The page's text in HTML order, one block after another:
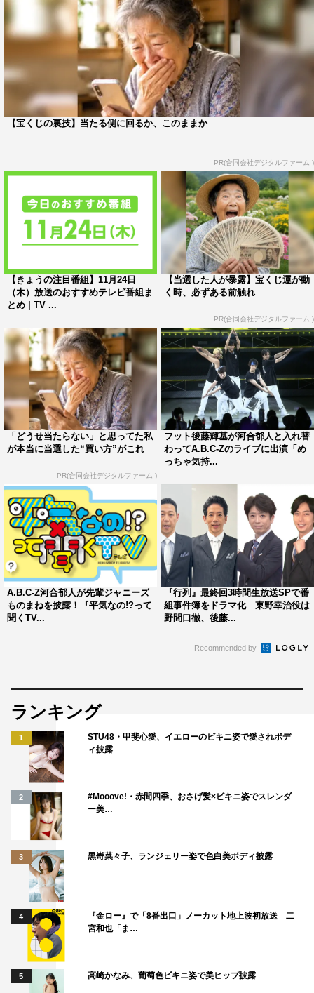
後藤
：始まる前、楽屋にあいさつに来てくれて「あんまり
流れとか問題とか把握してへんから頼むで！」って言うた
ら、「大丈夫です！」って。こんな頼もしいことはないで
す。
河合：いやいやいや！…そこで「僕もあんまり入ってない
：いやいや、これまでの蓄積を感じました。
◆今回の番組で印象に残ったところは？
後藤
：盛りだくさんですから、河合くんのドラマもある
し、グルメもあるし、ロケもあるし…。非常に楽しかった
んですが、見どころはやっぱり「河合郁人の『ええ
ー!!』」ですね。人の皮が一枚むける瞬間です。
：ドラマの最初の登場シーンは緊張感がありましたか
らね…。見どころは、ゲストの皆さんが、それぞれ武器を
持ってバラエティで活躍されている方々だったので、回答
がとても面白かったです。勝手になんですが、渋谷ちゃん
は2020年から出てきた芸能人として、同期じゃないけど
ライバル視する気持ちがあったんですが、さすがの回答
で、普通に笑ってしまいました。
◆視聴者へのメッセージをお願いします。
後藤：皆さんが日常で使っている言葉にも、さまざま
な“たとえ”が入っています。番組を見ると『実はこの人が
この“たとえ”を使い始めたんだ！』『私、知らない間に使
っていた！』みたいなこともたくさんあると思います。ぜ
ひ家族でご覧ください。
河合：この番組を見ると、誰かに話したくなると思いま
す。次の日、学校や職場に行った時に話せるような豆知識
をたくさん知ることができる番組です。たくさんの方に見
『たとえ発掘バラエティ 後藤＆河合はウリふたつ!?』
日本テレビ系
2022年11月24日（木）午後9時～10時54分
この記事の写真
【宝くじの裏技】当たる側に回るか、このままか
PR(合同会社デジタルファーム )
【きょうの注目番組】11月24日
（木）放送のおすすめテレビ番組ま
とめ | TV ...
【当選した人が暴露】宝くじ運が動
く時、必ずある前触れ
PR(合同会社デジタルファーム )
「どうせ当たらない」と思ってた私
が本当に当選した“買い方”がこれ
PR(合同会社デジタルファーム )
フット後藤輝基が河合郁人と入れ替
わってA.B.C-Zのライブに出演「め
っちゃ気持...
A.B.C-Z河合郁人が先輩ジャニーズ
ものまねを披露！『平気なの!?って
聞くTV...
『行列』最終回3時間生放送SPで番
組事件簿をドラマ化 東野幸治役は
野間口徹、後藤...
Recommended by
ランキング
1
STU48・甲斐心愛、イエローのビキニ姿で愛されボデ
ィ披露
2
#Mooove!・赤間四季、おさげ髪×ビキニ姿でスレンダ
ー美…
3 黒嵜菜々子、ランジェリー姿で色白美ボディ披露
4
『金ロー』で「8番出口」ノーカット地上波初放送 二
宮和也「ま…
5 高崎かなみ、葡萄色ビキニ姿で美ヒップ披露